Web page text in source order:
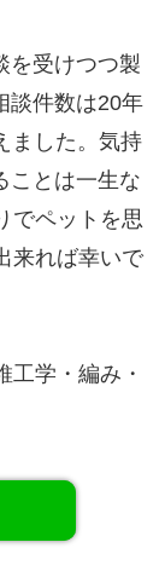
を受けつつ製
談件数は20年
ました。気持
ことは一生な
でペットを思
来れば幸いで
工学・編み・